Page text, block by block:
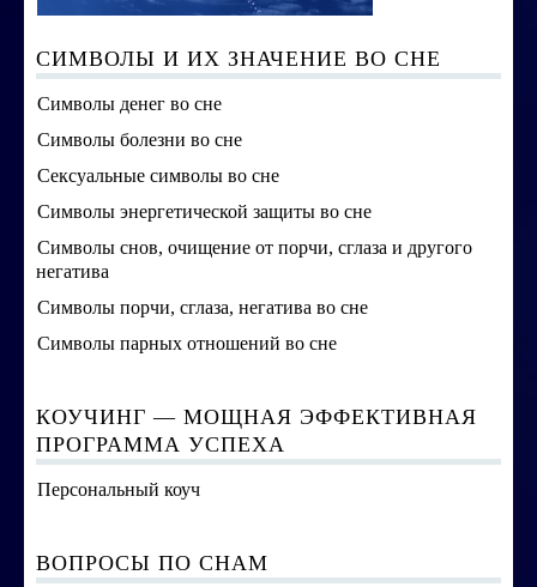
СИМВОЛЫ И ИХ ЗНАЧЕНИЕ ВО СНЕ
Символы денег во сне
Символы болезни во сне
Сексуальные символы во сне
Символы энергетической защиты во сне
Символы снов, очищение от порчи, сглаза и другого
негатива
Символы порчи, сглаза, негатива во сне
Символы парных отношений во сне
КОУЧИНГ — МОЩНАЯ ЭФФЕКТИВНАЯ
ПРОГРАММА УСПЕХА
Персональный коуч
ВОПРОСЫ ПО СНАМ